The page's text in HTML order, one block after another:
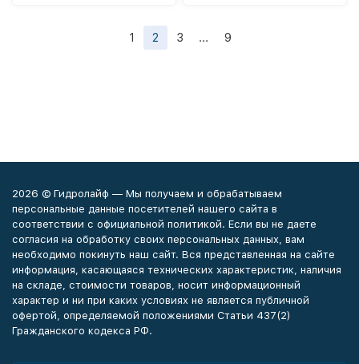
1 2 3 ... 9
2026 © Гидролайф — Мы получаем и обрабатываем
персональные данные посетителей нашего сайта в
соответствии с официальной политикой. Если вы не даете
согласия на обработку своих персональных данных, вам
необходимо покинуть наш сайт. Вся представленная на сайте
информация, касающаяся технических характеристик, наличия
на складе, стоимости товаров, носит информационный
характер и ни при каких условиях не является публичной
офертой, определяемой положениями Статьи 437(2)
Гражданского кодекса РФ.